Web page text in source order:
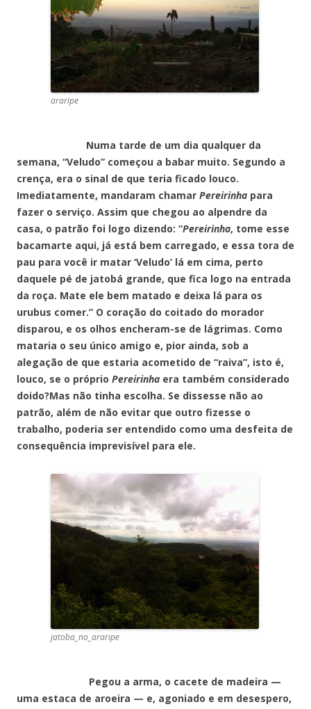
araripe
Numa tarde de um dia qualquer da
semana, “Veludo” começou a babar muito. Segundo a
crença, era o sinal de que teria ficado louco.
Imediatamente, mandaram chamar Pereirinha para
fazer o serviço. Assim que chegou ao alpendre da
casa, o patrão foi logo dizendo: “Pereirinha, tome esse
bacamarte aqui, já está bem carregado, e essa tora de
pau para você ir matar ‘Veludo’ lá em cima, perto
daquele pé de jatobá grande, que fica logo na entrada
da roça. Mate ele bem matado e deixa lá para os
urubus comer.” O coração do coitado do morador
disparou, e os olhos encheram-se de lágrimas. Como
mataria o seu único amigo e, pior ainda, sob a
alegação de que estaria acometido de “raiva”, isto é,
louco, se o próprio Pereirinha era também considerado
doido?Mas não tinha escolha. Se dissesse não ao
patrão, além de não evitar que outro fizesse o
trabalho, poderia ser entendido como uma desfeita de
consequência imprevisível para ele.
jatoba_no_araripe
Pegou a arma, o cacete de madeira —
uma estaca de aroeira — e, agoniado e em desespero,